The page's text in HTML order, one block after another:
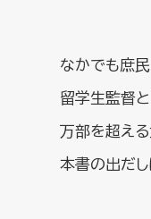
なかでも庶民
留学生監督
万部を超える
本書の出だし